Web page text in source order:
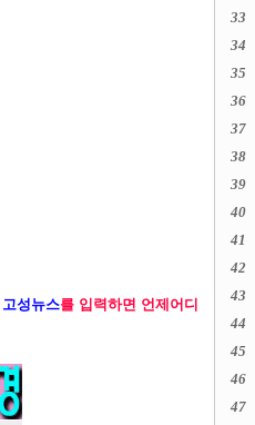
고성뉴스를 입력하면 언제어디
33
34
35
36
37
38
39
40
41
42
43
44
45
46
47